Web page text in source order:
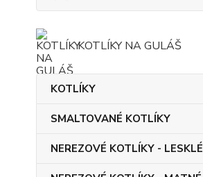
KOTLÍKY NA GULÁŠ
KOTLÍKY
SMALTOVANÉ KOTLÍKY
NEREZOVÉ KOTLÍKY - LESKLÉ